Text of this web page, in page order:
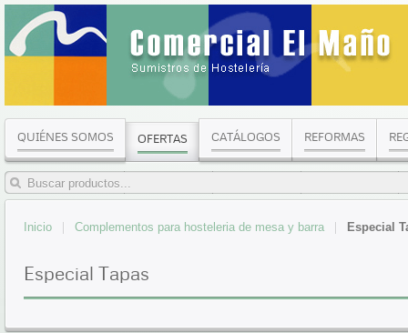
QUIÉNES SOMOS OFERTAS CATÁLOGOS REFORMAS
Inicio Complementos para hosteleria de mesa y barra Especial
Especial Tapas